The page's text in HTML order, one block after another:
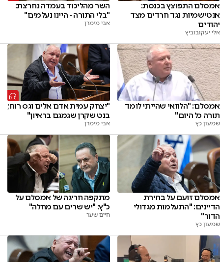
אמסלם התפוצץ בכנסת:
אנטישמיות נגד חרדים מצד
יהודים
אלי יעקובוביץ
השר מהליכוד בעמדה נחרצת:
"בלי התורה - היינו נעלמים"
אבי מימרן
אמסלם: "הלוואי שהייתי לומד
תורה כל היום"
שמעון כץ
"יצחק עמית אדם אלים וגס רוח;
בנט שקרן שגמגם בראיון"
אבי מימרן
אמסלם זועם על בחירת
הדיינים: "התעלמות מגדולי
הדור"
שמעון כץ
מתקפה חריגה של אמסלם על
כ"ץ: "יש שרים עם מחלה"
חיים שער